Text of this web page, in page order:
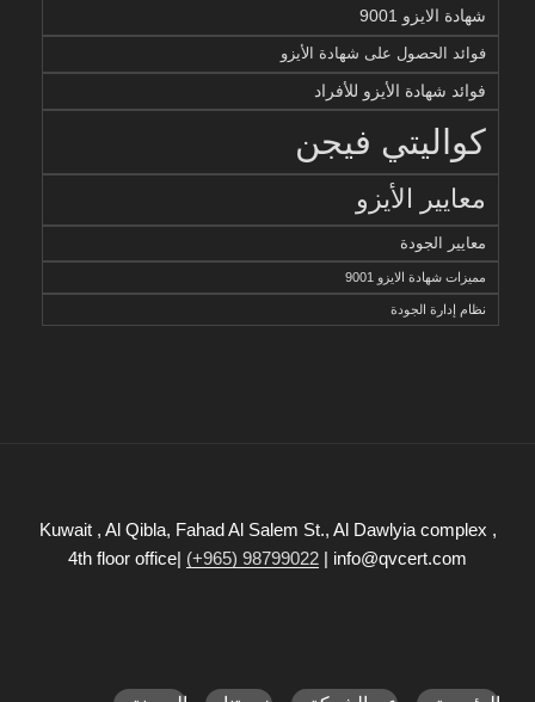
شهادة الايزو 9001
فوائد الحصول على شهادة الأيزو
فوائد شهادة الأيزو للأفراد
كواليتي فيجن
معايير الأيزو
معايير الجودة
مميزات شهادة الايزو 9001
نظام إدارة الجودة
Kuwait , Al Qibla, Fahad Al Salem St., Al Dawlyia complex ,
4th floor office| (+965) 98799022 | info@qvcert.com